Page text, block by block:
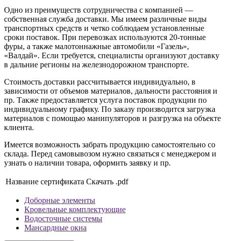
Одно из преимуществ сотрудничества с компанией —
собственная служба доставки. Мы имеем различные виды
транспортных средств и четко соблюдаем установленные
сроки поставок. При перевозках используются 20-тонные
фуры, а также малотоннажные автомобили «Газель»,
«Валдай». Если требуется, специалисты организуют доставку
в дальние регионы на железнодорожном транспорте.
Стоимость доставки рассчитывается индивидуально, в
зависимости от объемов материалов, дальности расстояния и
пр. Также предоставляется услуга поставок продукции по
индивидуальному графику. По заказу производится загрузка
материалов с помощью манипуляторов и разгрузка на объекте
клиента.
Имеется возможность забрать продукцию самостоятельно со
склада. Перед самовывозом нужно связаться с менеджером и
узнать о наличии товара, оформить заявку и пр.
Название сертификата Скачать .pdf
Доборные элементы
Кровельные комплектующие
Водосточные системы
Мансардные окна